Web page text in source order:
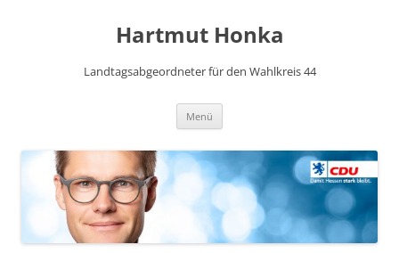
Hartmut Honka
Landtagsabgeordneter für den Wahlkreis 44
Menü